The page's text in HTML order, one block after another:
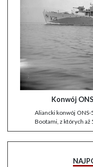
Konwój
Aliancki konwój ONS-
Bootami, z których